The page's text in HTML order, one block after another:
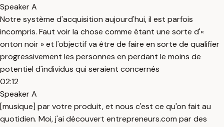
Speaker A
Notre système d'acquisition aujourd'hui, il est parfois
incompris. Faut voir la chose comme étant une sorte d'«
onton noir » et l'objectif va être de faire en sorte de qualifier
progressivement les personnes en perdant le moins de
potentiel d'individus qui seraient concernés
02:12
Speaker A
[musique] par votre produit, et nous c'est ce qu'on fait au
quotidien. Moi, j'ai découvert entrepreneurs.com par des